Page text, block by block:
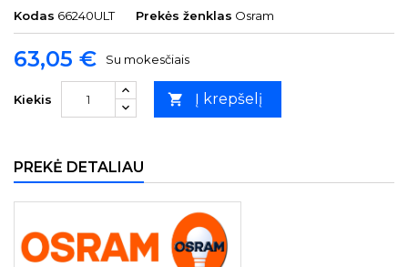
Kodas 66240ULT Prekės ženklas Osram
63,05 € Su mokesčiais
Kiekis  Į krepšelį
PREKĖ DETALIAU